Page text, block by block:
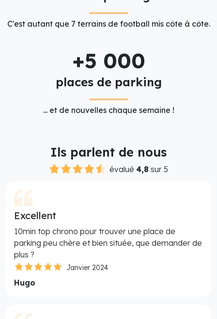
C'est autant que 7 terrains de football mis côte à côte.
+5 000
places de parking
... et de nouvelles chaque semaine !
Ils parlent de nous
évalué 4,8 sur 5
Excellent
10min top chrono pour trouver une place de
parking peu chère et bien située, que demander de
plus ?
Janvier 2024
Hugo